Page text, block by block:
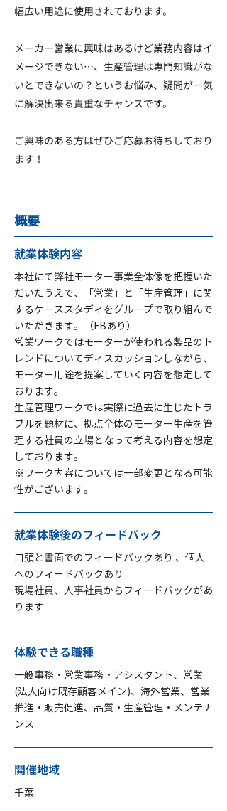
幅広い用途に使用されております。
メーカー営業に興味はあるけど業務内容はイ
メージできない…、生産管理は専門知識がな
いとできないの？というお悩み、疑問が一気
に解決出来る貴重なチャンスです。
ご興味のある方はぜひご応募お待ちしており
ます！
概要
就業体験内容
本社にて弊社モーター事業全体像を把握いた
だいたうえで、「営業」と「生産管理」に関
するケーススタディをグループで取り組んで
いただきます。（FBあり）
営業ワークではモーターが使われる製品のト
レンドについてディスカッションしながら、
モーター用途を提案していく内容を想定して
おります。
生産管理ワークでは実際に過去に生じたトラ
ブルを題材に、拠点全体のモーター生産を管
理する社員の立場となって考える内容を想定
しております。
※ワーク内容については一部変更となる可能
性がございます。
就業体験後のフィードバック
口頭と書面でのフィードバックあり 、個人
へのフィードバックあり
現場社員、人事社員からフィードバックがあ
ります
体験できる職種
一般事務・営業事務・アシスタント、営業
(法人向け既存顧客メイン)、海外営業、営業
推進・販売促進、品質・生産管理・メンテナ
ンス
開催地域
千葉